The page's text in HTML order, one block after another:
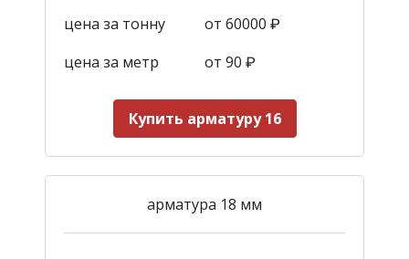
цена за тонну
от 60000 ₽
цена за метр
от 90 ₽
Купить арматуру 16
арматура 18 мм